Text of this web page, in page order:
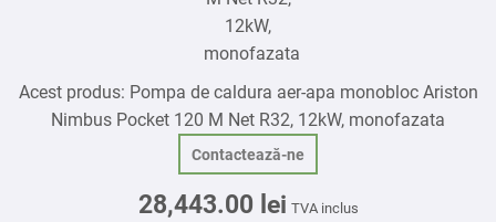
120
M
R32,
12kW,
monofazata
Acest produs: Pompa de caldura aer-apa monobloc Ariston
Nimbus Pocket 120 M Net R32, 12kW, monofazata
Contactează-ne
28,443.00 lei TVA inclus